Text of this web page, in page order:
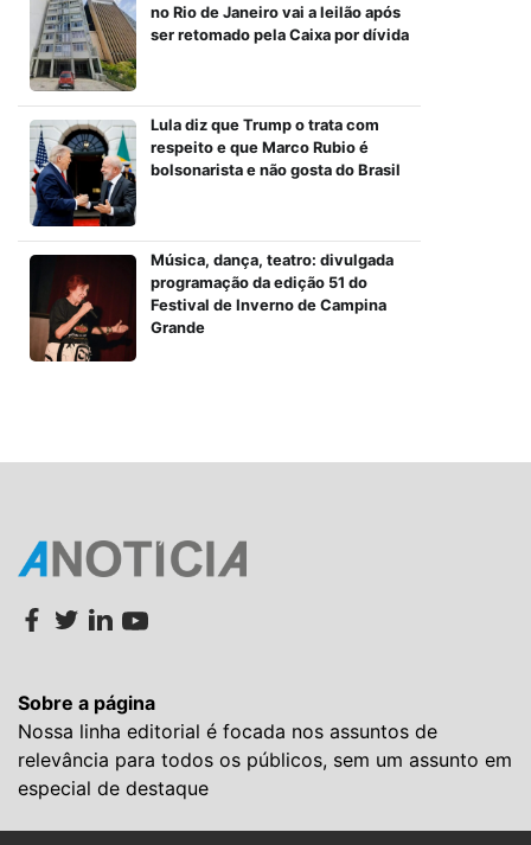
no Rio de Janeiro vai a leilão após
ser retomado pela Caixa por dívida
Lula diz que Trump o trata com
respeito e que Marco Rubio é
bolsonarista e não gosta do Brasil
Música, dança, teatro: divulgada
programação da edição 51 do
Festival de Inverno de Campina
Grande
Sobre a página
Nossa linha editorial é focada nos assuntos de
relevância para todos os públicos, sem um assunto em
especial de destaque